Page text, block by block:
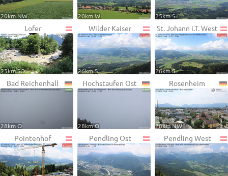
20km NW 20km W 25km S
Lofer
25km SO
Wilder Kaiser
26km S
St. Johann i.T. West
26km S
Bad Reichenhall
28km O
Hochstaufen Ost
28km O
Rosenheim
28km NW
Pointenhof Pendling Ost Pendling West